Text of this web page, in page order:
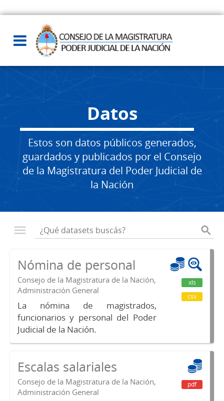
Datos
Estos son datos públicos generados,
guardados y publicados por el Consejo
de la Magistratura del Poder Judicial de
la Nación
Nómina de personal
Consejo de la Magistratura de la Nación,
Administración General
La nómina de magistrados,
funcionarios y personal del Poder
Judicial de la Nación.
xls
csv
Escalas salariales
Consejo de la Magistratura de la Nación,
Administración General
pdf